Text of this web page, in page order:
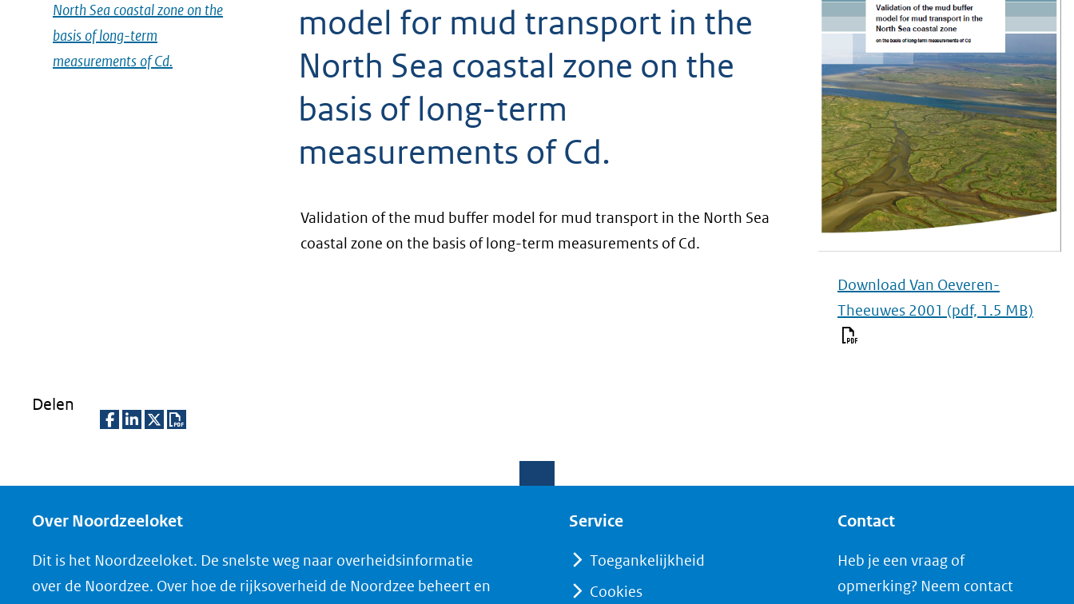
model for mud transport in the
North Sea coastal zone on the
basis of long-term
measurements of Cd.
Validation of the mud buffer model for mud transport in the North Sea
coastal zone on the basis of long-term measurements of Cd.
Download Van Oeveren-
Theeuwes 2001 (pdf, 1.5 MB)
North Sea coastal zone on the
basis of long-term
measurements of Cd.
Delen
e
o
p
e
o
p
e
o
p
n
o
a
Over Noordzeeloket
Dit is het Noordzeeloket. De snelste weg naar overheidsinformatie
over de Noordzee. Over hoe de rijksoverheid de Noordzee beheert en
Service
Toegankelijkheid
Cookies
Contact
Heb je een vraag of
opmerking? Neem contact